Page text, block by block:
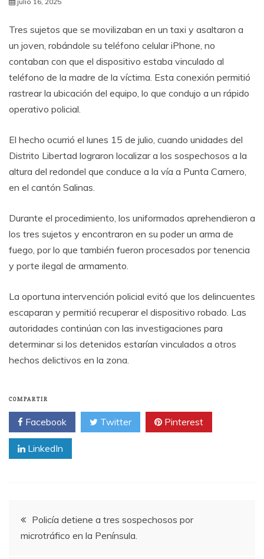
Tres sujetos que se movilizaban en un taxi y asaltaron a
un joven, robándole su teléfono celular iPhone, no
contaban con que el dispositivo estaba vinculado al
teléfono de la madre de la víctima. Esta conexión permitió
rastrear la ubicación del equipo, lo que condujo a un rápido
operativo policial.
El hecho ocurrió el lunes 15 de julio, cuando unidades del
Distrito Libertad lograron localizar a los sospechosos a la
altura del redondel que conduce a la vía a Punta Carnero,
en el cantón Salinas.
Durante el procedimiento, los uniformados aprehendieron a
los tres sujetos y encontraron en su poder un arma de
fuego, por lo que también fueron procesados por tenencia
y porte ilegal de armamento.
La oportuna intervención policial evitó que los delincuentes
escaparan y permitió recuperar el dispositivo robado. Las
autoridades continúan con las investigaciones para
determinar si los detenidos estarían vinculados a otros
hechos delictivos en la zona.
COMPARTIR
Facebook Twitter Pinterest
LinkedIn
Navegación
de
Policía detiene a tres sospechosos por
microtráfico en la Península.